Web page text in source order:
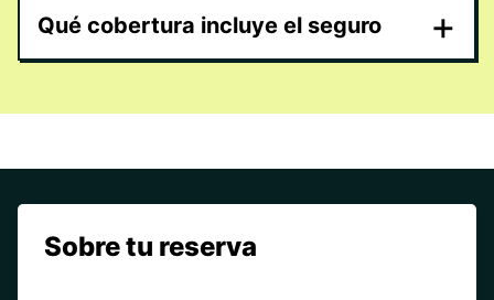
Qué cobertura incluye el seguro +
Sobre tu reserva